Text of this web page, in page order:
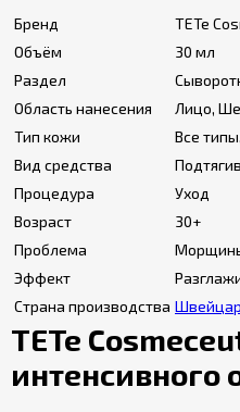
Бренд
TETe
Объём
30 мл
Раздел
Область нанесения
Лицо,
Тип кожи
Все
Вид средства
Процедура
Уход
Возраст
30+
Проблема
Эффект
Страна производства
TETe